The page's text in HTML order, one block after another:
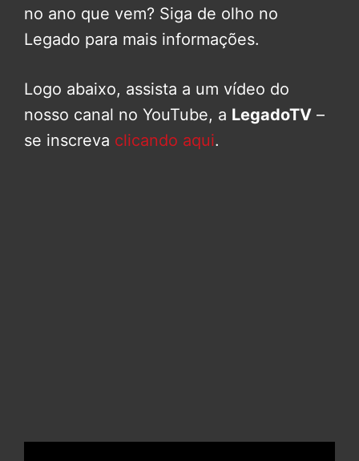
no ano que vem? Siga de olho no
Legado para mais informações.
Logo abaixo, assista a um vídeo do
nosso canal no YouTube, a LegadoTV –
se inscreva clicando aqui.